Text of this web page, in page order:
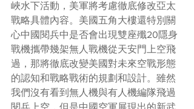
峽水下活動，美軍將考慮徹底修改亞太
戰略具體內容。美國五角大樓還特別關
心中國閱兵中是否會出現雙座殲20隱身
戰機攜帶幾架無人戰機從天安門上空飛
過，那將徹底改變美國對未來空戰形態
的認知和戰略戰術的規劃和設計。雖然
我們沒有看到無人機與有人機編隊飛過